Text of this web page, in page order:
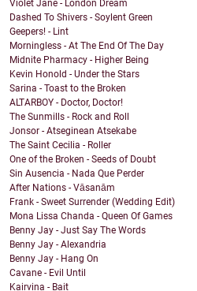
Violet Jane - London Dream
Dashed To Shivers - Soylent Green
Geepers! - Lint
Morningless - At The End Of The Day
Midnite Pharmacy - Higher Being
Kevin Honold - Under the Stars
Sarina - Toast to the Broken
ALTARBOY - Doctor, Doctor!
The Sunmills - Rock and Roll
Jonsor - Atseginean Atsekabe
The Saint Cecilia - Roller
One of the Broken - Seeds of Doubt
Sin Ausencia - Nada Que Perder
After Nations - Vāsanām
Frank - Sweet Surrender (Wedding Edit)
Mona Lissa Chanda - Queen Of Games
Benny Jay - Just Say The Words
Benny Jay - Alexandria
Benny Jay - Hang On
Cavane - Evil Until
Kairvina - Bait